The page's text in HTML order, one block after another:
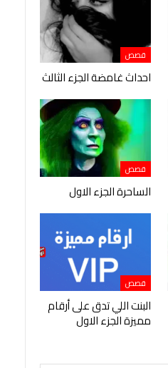
قصص
احداث غامضة الجزء الثالث
قصص
الساحرة الجزء الاول
قصص
البنت اللي تدق على أرقام
مميزة الجزء الاول